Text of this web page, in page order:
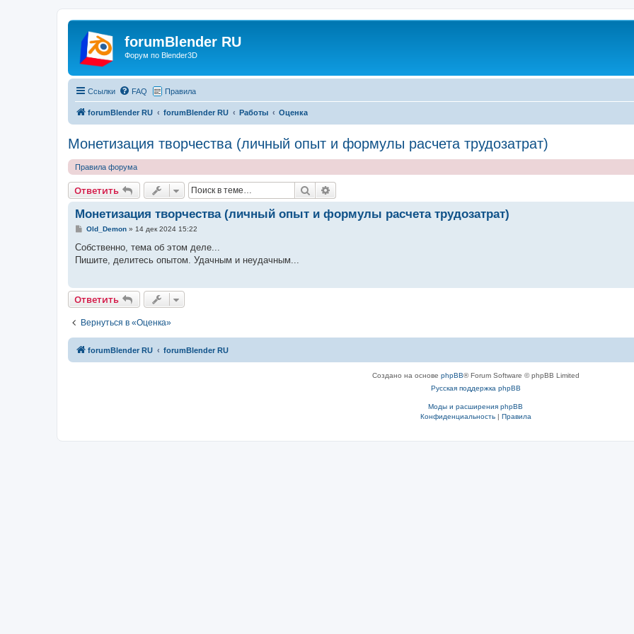
forumBlender RU
Форум по Blender3D
Ссылки FAQ Правила
forumBlender RU forumBlender RU Работы Оценка
Монетизация творчества (личный опыт и формулы расчета трудозатрат)
Правила форума
Ответить Поиск
Монетизация творчества (личный опыт и формулы расчета трудозатрат)
С
о
щ
и
Old_Demon» 14 дек 2024 15:22
Собственно, тема об этом деле...
Пишите, делитесь опытом. Удачным и неудачным...
Ответить
Вернуться в «Оценка»
forumBlender RU forumBlender RU
Создано на основе phpBB® Forum Software © phpBB Limited
Русская поддержка phpBB
Моды и расширения phpBB
Конфиденциальность| Правила